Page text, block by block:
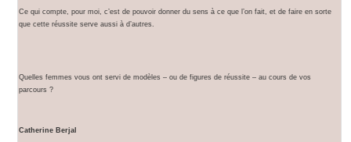
Ce qui compte, pour moi, c’est de pouvoir donner du sens à ce que l’on fait, et de faire en sorte
que cette réussite serve aussi à d’autres.
Quelles femmes vous ont servi de modèles – ou de figures de réussite – au cours de vos
parcours ?
Catherine Berjal